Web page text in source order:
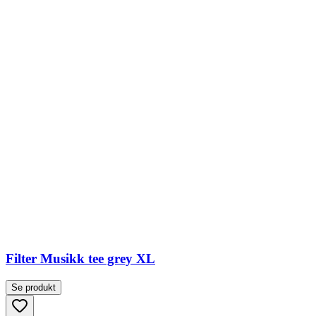
Filter Musikk tee grey XL
Se produkt